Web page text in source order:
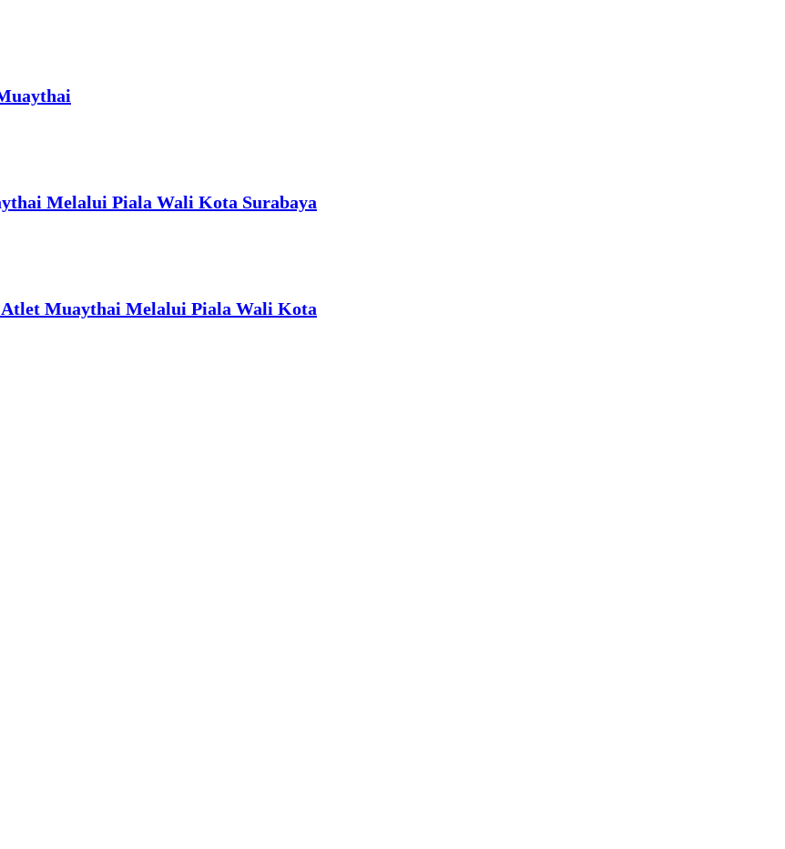
Melalui Piala Wali Kota Surabaya
Atlet Muaythai Melalui Piala Wali Kota